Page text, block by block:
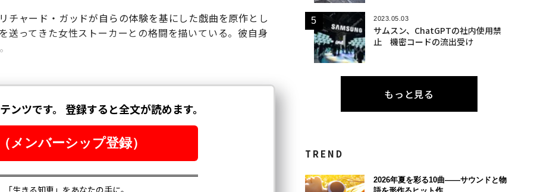
チャード・ガッドが自らの体験を基にした戯曲を原作とし
送ってきた女性ストーカーとの格闘を描いている。彼自身
2023.05.03
サムスン、ChatGPTの社内使用禁
止 機密コードの流出受け
もっと見る
TREND
2026年夏を彩る10曲——サウンドと物